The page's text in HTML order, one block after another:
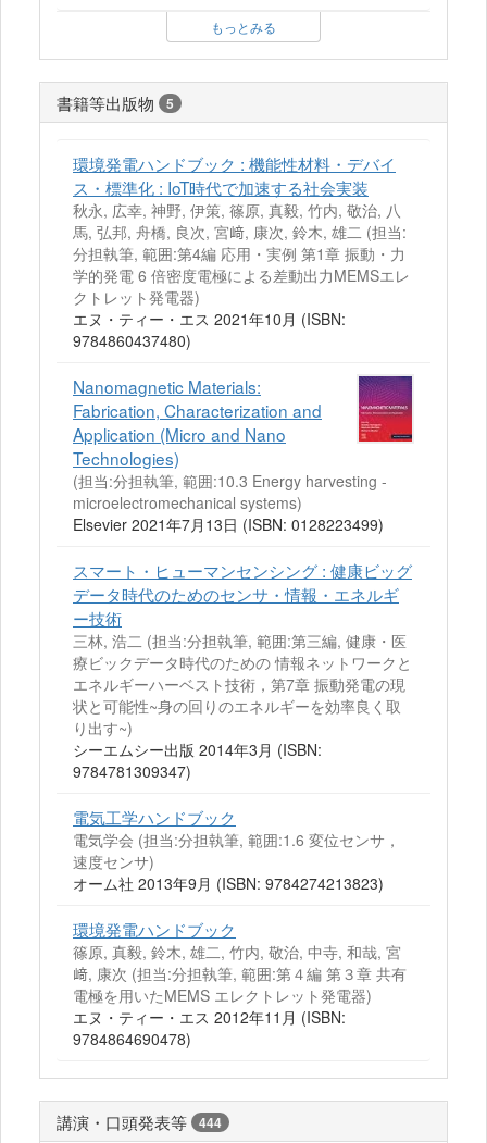
もっとみる
書籍等出版物 5
環境発電ハンドブック : 機能性材料・デバイ
ス・標準化 : IoT時代で加速する社会実装
秋永, 広幸, 神野, 伊策, 篠原, 真毅, 竹内, 敬治, 八
馬, 弘邦, 舟橋, 良次, 宮﨑, 康次, 鈴木, 雄二 (担当:
分担執筆, 範囲:第4編 応用・実例 第1章 振動・力
学的発電 6 倍密度電極による差動出力MEMSエレ
クトレット発電器)
エヌ・ティー・エス 2021年10月 (ISBN:
9784860437480)
Nanomagnetic Materials:
Fabrication, Characterization and
Application (Micro and Nano
Technologies)
(担当:分担執筆, 範囲:10.3 Energy harvesting -
microelectromechanical systems)
Elsevier 2021年7月13日 (ISBN: 0128223499)
スマート・ヒューマンセンシング : 健康ビッグ
データ時代のためのセンサ・情報・エネルギ
ー技術
三林, 浩二 (担当:分担執筆, 範囲:第三編, 健康・医
療ビックデータ時代のための 情報ネットワークと
エネルギーハーベスト技術，第7章 振動発電の現
状と可能性~身の回りのエネルギーを効率良く取
り出す~)
シーエムシー出版 2014年3月 (ISBN:
9784781309347)
電気工学ハンドブック
電気学会 (担当:分担執筆, 範囲:1.6 変位センサ，
速度センサ)
オーム社 2013年9月 (ISBN: 9784274213823)
環境発電ハンドブック
篠原, 真毅, 鈴木, 雄二, 竹内, 敬治, 中寺, 和哉, 宮
﨑, 康次 (担当:分担執筆, 範囲:第４編 第３章 共有
電極を用いたMEMS エレクトレット発電器)
エヌ・ティー・エス 2012年11月 (ISBN:
9784864690478)
講演・口頭発表等 444